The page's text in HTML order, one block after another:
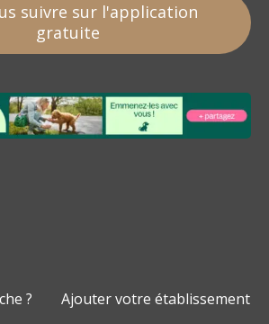
suivre sur l'application
gratuite
? Ajouter votre établissement